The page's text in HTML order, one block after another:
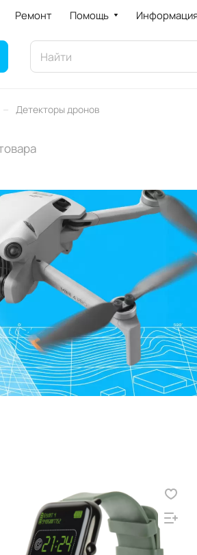
Ремонт Помощь
– Детекторы дронов